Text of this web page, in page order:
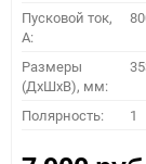
Пусковой ток,
A:
Размеры
(ДхШхВ), мм:
Полярность: 1